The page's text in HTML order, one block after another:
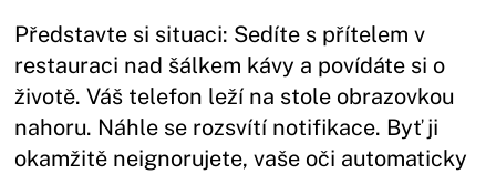
Představte si situaci: Sedíte s přítelem v
restauraci nad šálkem kávy a povídáte si o
životě. Váš telefon leží na stole obrazovkou
nahoru. Náhle se rozsvítí notifikace. Byť ji
okamžitě neignorujete, vaše oči automaticky